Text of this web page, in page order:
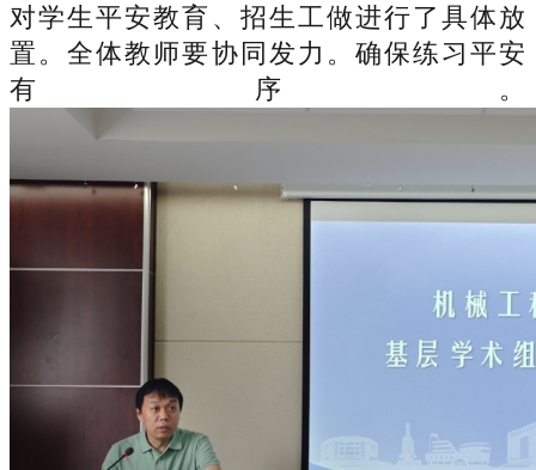
对学生平安教育、招生工做进行了具体放
置。全体教师要协同发力。确保练习平安
有序。